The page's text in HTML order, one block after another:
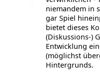
niemandem in
gar Spiel
bietet dieses
(Diskussions-)
Entwicklung
(möglichst
Hintergrunds.